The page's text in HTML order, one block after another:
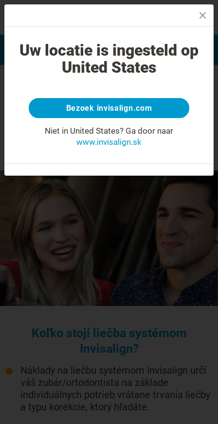
Hodnotenie úsmevu
Vyhľadať často kladené
otázky
systémom Invisalign?
to je investícia do seba.
Koľko stojí liečba systémom
Invisalign?
Náklady na liečbu systémom Invisalign určí
váš zubár/ortodontista na základe
individuálnych potrieb vrátane trvania liečby
a typu korekcie, ktorý hľadáte.
Uw locatie is ingesteld op
United States
Bezoek invisalign.com
Niet in United States? Ga door naar
www.invisalign.sk